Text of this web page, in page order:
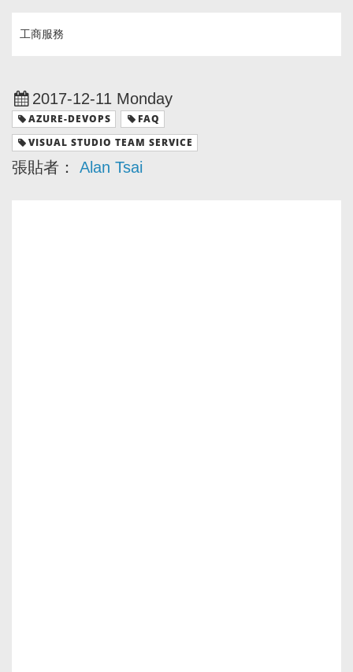
工商服務
2017-12-11 Monday
AZURE-DEVOPS
FAQ
VISUAL STUDIO TEAM SERVICE
張貼者： Alan Tsai